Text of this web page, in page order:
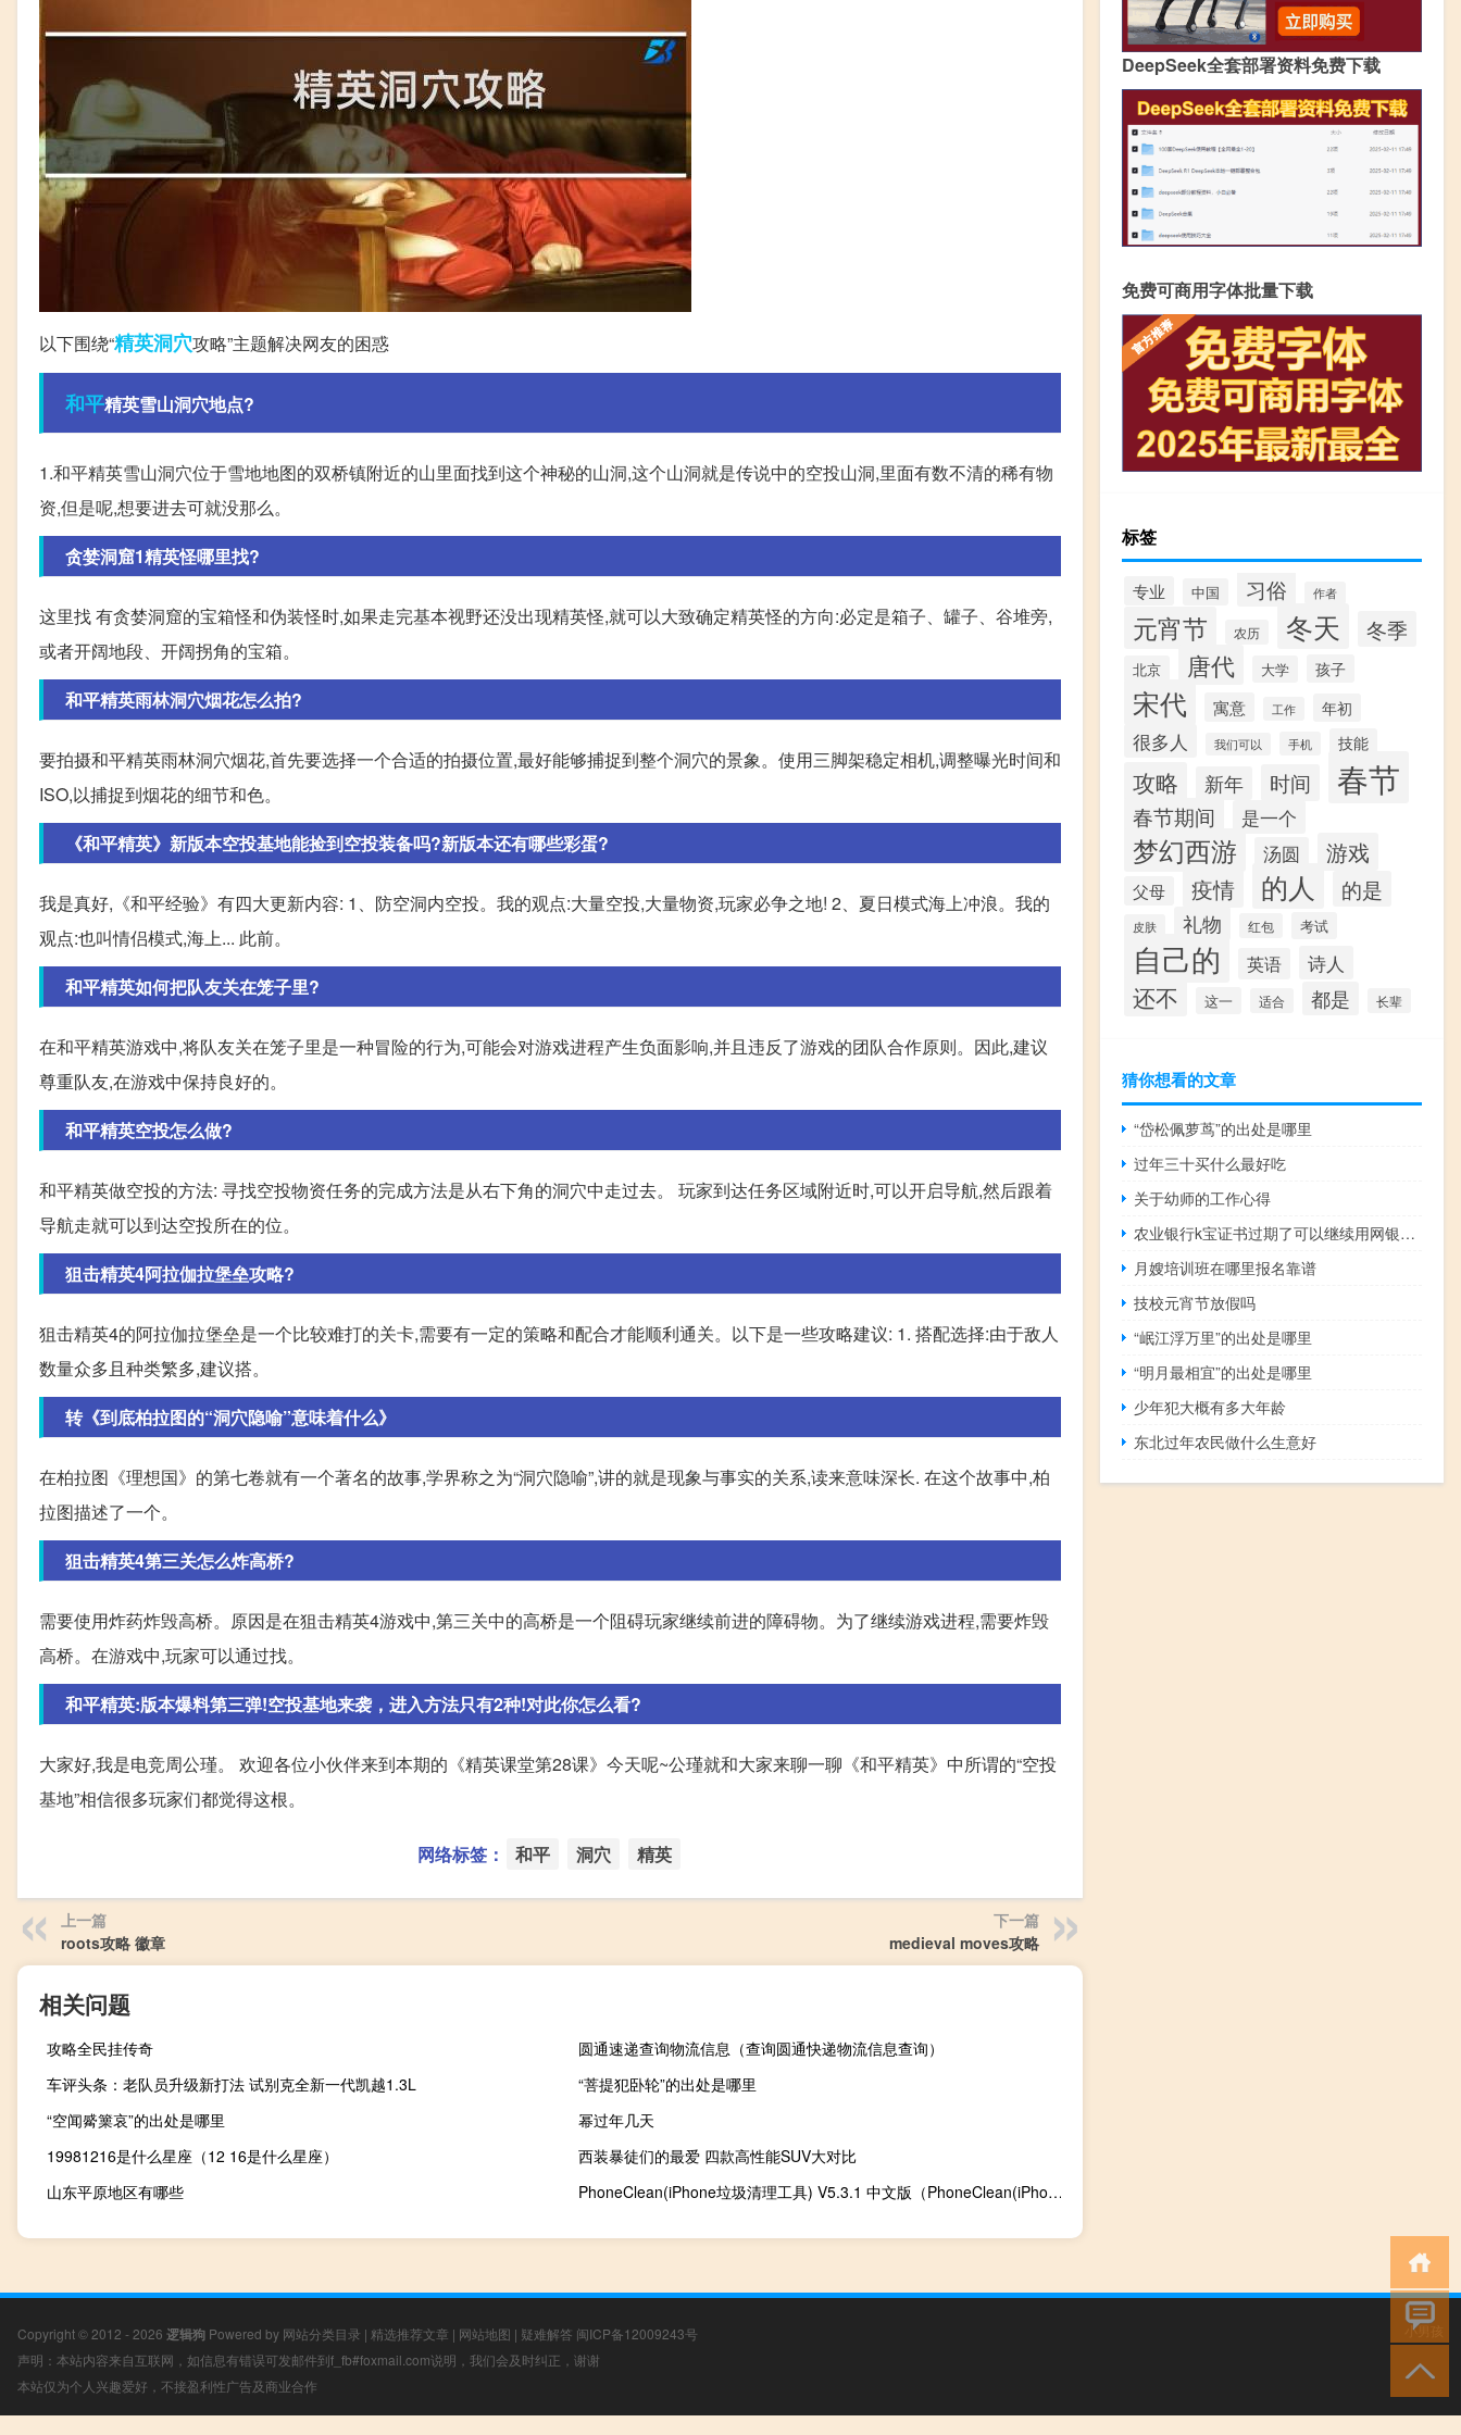
以下围绕“精英洞穴攻略”主题解决网友的困惑
和平精英雪山洞穴地点?
1.和平精英雪山洞穴位于雪地地图的双桥镇附近的山里面找到这个神秘的山洞,这个山洞就是传说中的空投山洞,里面有数不清的稀有物
资,但是呢,想要进去可就没那么。
贪婪洞窟1精英怪哪里找?
这里找 有贪婪洞窟的宝箱怪和伪装怪时,如果走完基本视野还没出现精英怪,就可以大致确定精英怪的方向:必定是箱子、罐子、谷堆旁,
或者开阔地段、开阔拐角的宝箱。
和平精英雨林洞穴烟花怎么拍?
要拍摄和平精英雨林洞穴烟花,首先要选择一个合适的拍摄位置,最好能够捕捉到整个洞穴的景象。使用三脚架稳定相机,调整曝光时间和
ISO,以捕捉到烟花的细节和色。
《和平精英》新版本空投基地能捡到空投装备吗?新版本还有哪些彩蛋?
我是真好,《和平经验》有四大更新内容: 1、防空洞内空投。我的观点:大量空投,大量物资,玩家必争之地! 2、夏日模式海上冲浪。我的
观点:也叫情侣模式,海上... 此前。
和平精英如何把队友关在笼子里?
在和平精英游戏中,将队友关在笼子里是一种冒险的行为,可能会对游戏进程产生负面影响,并且违反了游戏的团队合作原则。因此,建议
尊重队友,在游戏中保持良好的。
和平精英空投怎么做?
和平精英做空投的方法: 寻找空投物资任务的完成方法是从右下角的洞穴中走过去。 玩家到达任务区域附近时,可以开启导航,然后跟着
导航走就可以到达空投所在的位。
狙击精英4阿拉伽拉堡垒攻略?
狙击精英4的阿拉伽拉堡垒是一个比较难打的关卡,需要有一定的策略和配合才能顺利通关。以下是一些攻略建议: 1. 搭配选择:由于敌人
数量众多且种类繁多,建议搭。
转《到底柏拉图的“洞穴隐喻”意味着什么》
在柏拉图《理想国》的第七卷就有一个著名的故事,学界称之为“洞穴隐喻”,讲的就是现象与事实的关系,读来意味深长. 在这个故事中,柏
拉图描述了一个。
狙击精英4第三关怎么炸高桥?
需要使用炸药炸毁高桥。原因是在狙击精英4游戏中,第三关中的高桥是一个阻碍玩家继续前进的障碍物。为了继续游戏进程,需要炸毁
高桥。在游戏中,玩家可以通过找。
和平精英:版本爆料第三弹!空投基地来袭，进入方法只有2种!对此你怎么看?
大家好,我是电竞周公瑾。 欢迎各位小伙伴来到本期的《精英课堂第28课》今天呢~公瑾就和大家来聊一聊《和平精英》中所谓的“空投
基地”相信很多玩家们都觉得这根。
网络标签： 和平 洞穴 精英
上一篇
roots攻略 徽章
下一篇
medieval moves攻略
相关问题
攻略全民挂传奇
圆通速递查询物流信息（查询圆通快递物流信息查询）
车评头条：老队员升级新打法 试别克全新一代凯越1.3L
“菩提犯卧轮”的出处是哪里
“空闻觱篥哀”的出处是哪里
幂过年几天
19981216是什么星座（12 16是什么星座）
西装暴徒们的最爱 四款高性能SUV大对比
山东平原地区有哪些
PhoneClean(iPhone垃圾清理工具) V5.3.1 中文版（PhoneClean(iPhone垃圾清理工具) V5.3.1 中文版功能简介）
DeepSeek全套部署资料免费下载
免费可商用字体批量下载
标签
专业 中国 习俗 作者
元宵节 农历 冬天 冬季
北京 唐代 大学 孩子
宋代 寓意 工作 年初
很多人 我们可以 手机 技能
攻略 新年 时间 春节
春节期间 是一个
梦幻西游 汤圆 游戏
父母 疫情 的人 的是
皮肤 礼物 红包 考试
自己的 英语 诗人
还不 这一 适合 都是 长辈
猜你想看的文章
“岱松佩萝茑”的出处是哪里
过年三十买什么最好吃
关于幼师的工作心得
农业银行k宝证书过期了可以继续用网银吗（农业银行k宝证书过期了怎么办）
月嫂培训班在哪里报名靠谱
技校元宵节放假吗
“岷江浮万里”的出处是哪里
“明月最相宜”的出处是哪里
少年犯大概有多大年龄
东北过年农民做什么生意好
Copyright © 2012 - 2026 逻辑狗 Powered by 网站分类目录 | 精选推荐文章 | 网站地图 | 疑难解答 闽ICP备12009243号
声明：本站内容来自互联网，如信息有错误可发邮件到f_fb#foxmail.com说明，我们会及时纠正，谢谢
本站仅为个人兴趣爱好，不接盈利性广告及商业合作
小男孩